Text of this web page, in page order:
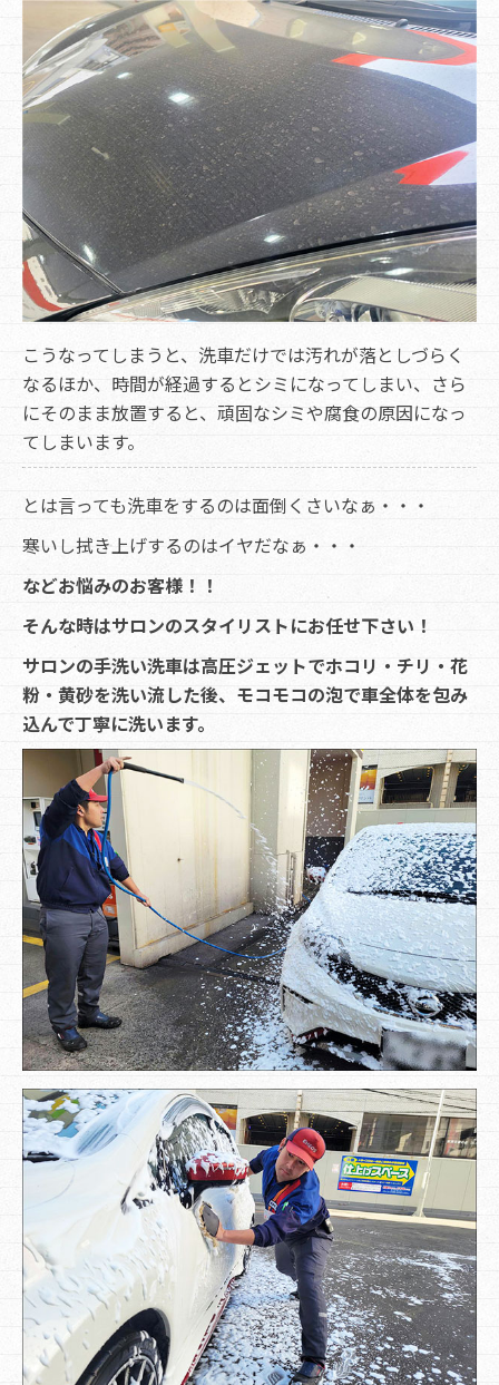
こうなってしまうと、洗車だけでは汚れが落としづらく
なるほか、時間が経過するとシミになってしまい、さら
にそのまま放置すると、頑固なシミや腐食の原因になっ
てしまいます。
とは言っても洗車をするのは面倒くさいなぁ・・・
寒いし拭き上げするのはイヤだなぁ・・・
などお悩みのお客様！！
そんな時はサロンのスタイリストにお任せ下さい！
サロンの手洗い洗車は高圧ジェットでホコリ・チリ・花
粉・黄砂を洗い流した後、モコモコの泡で車全体を包み
込んで丁寧に洗います。